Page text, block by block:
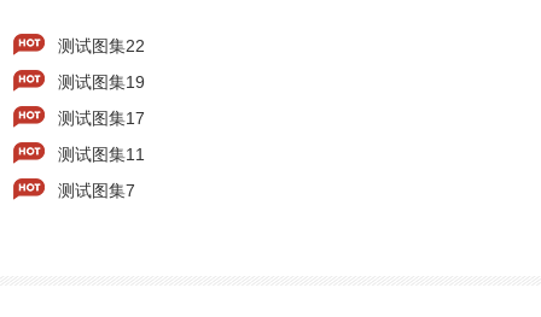
测试图集22
测试图集19
测试图集17
测试图集11
测试图集7